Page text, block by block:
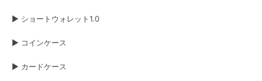
注文の翌日に手元に届きました。すぐに使いたかったのでこれはとても嬉し
▶︎ ショートウォレット1.0
▶︎ コインケース
▶︎ カードケース